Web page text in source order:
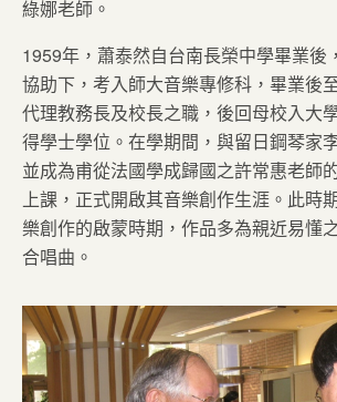
綠娜老師。
1959年，蕭泰然自台南長榮中學畢業後
協助下，考入師大音樂專修科，畢業後
代理教務長及校長之職，後回母校入大
得學士學位。在學期間，與留日鋼琴家
並成為甫從法國學成歸國之許常惠老師
上課，正式開啟其音樂創作生涯。此時
樂創作的啟蒙時期，作品多為親近易懂
合唱曲。